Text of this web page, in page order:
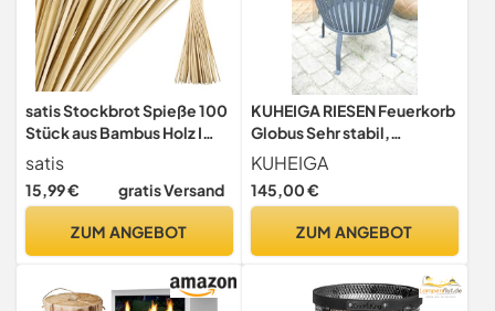
satis Stockbrot Spieße 100
Stück aus Bambus Holz I
Lagerfeuer Stöcke und
Marshmallow Stäbe für
Kinder I Extra lang 90 cm
Feuerschale
satis
15,99 € gratis Versand
ZUM ANGEBOT
KUHEIGA RIESEN Feuerkorb
Globus Sehr stabil,
SCHWER Feuerschale
KUHEIGA
145,00 €
ZUM ANGEBOT